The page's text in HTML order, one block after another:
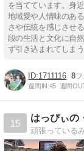
を当てています。身
地域愛や人情味のあ
さや伝統を感じさせ
段の生活と文化に自
ず引き込まれてしまう
1711116 8
週間IN:45 週間
15
はっぴぃの